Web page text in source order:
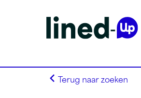
Terug naar zoeken